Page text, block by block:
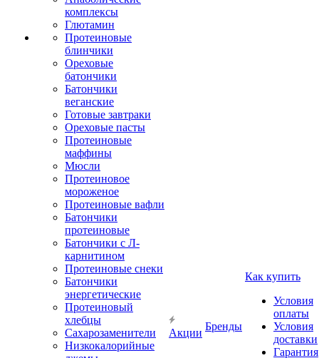
комплексы
Глютамин
Протеиновые
блинчики
Ореховые
батончики
Батончики
веганские
Готовые завтраки
Ореховые пасты
Протеиновые
маффины
Мюсли
Протеиновое
мороженое
Протеиновые вафли
Батончики
протеиновые
Батончики с Л-
карнитином
Протеиновые снеки
Батончики
энергетические
Протеиновый
хлебцы
Сахарозаменители
Низкокалорийные
Акции
Бренды
Как купить
Условия
оплаты
Условия
доставки
Гарантия